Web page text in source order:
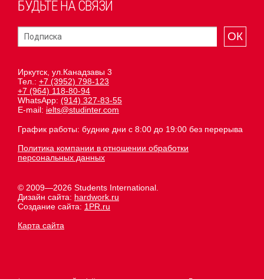
БУДЬТЕ НА СВЯЗИ
ОК
Иркутск, ул.Канадзавы 3
Тел.: +7 (3952) 798-123
+7 (964) 118-80-94
WhatsApp: (914) 327-83-55
E-mail: ielts@studinter.com
График работы: будние дни с 8:00 до 19:00 без перерыва
Политика компании в отношении обработки
персональных данных
© 2009—2026 Students International.
Дизайн сайта: hardwork.ru
Создание сайта: 1PR.ru
Карта сайта